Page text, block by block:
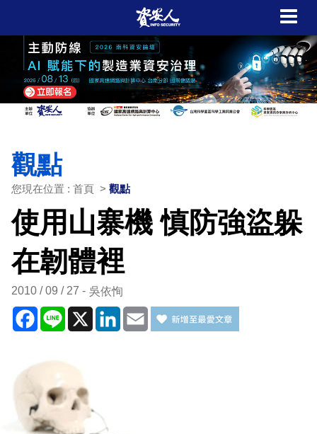
觀點
您現在位置 : 首頁 > 觀點
使用山寨機 慎防強盜躲
在韌體裡
2010 / 09 / 27 吳依恂
Facebook
Line X LinkedIn
Email